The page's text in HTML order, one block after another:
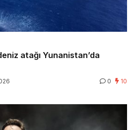
atağı Yunanistan’da
0 10